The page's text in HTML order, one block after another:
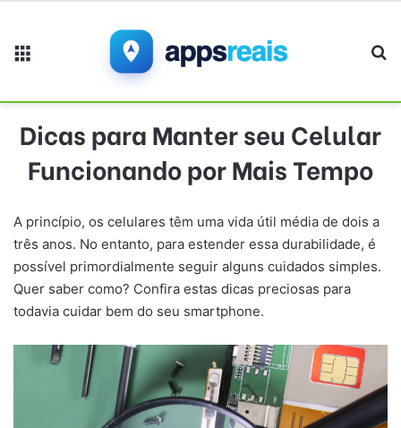
Dicas para Manter seu Celular
Funcionando por Mais Tempo
A princípio, os celulares têm uma vida útil média de dois a
três anos. No entanto, para estender essa durabilidade, é
possível primordialmente seguir alguns cuidados simples.
Quer saber como? Confira estas dicas preciosas para
todavia cuidar bem do seu smartphone.